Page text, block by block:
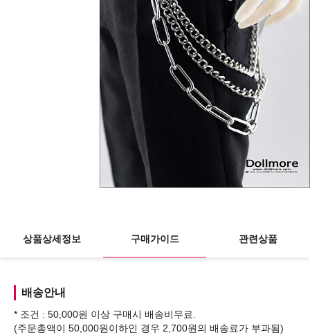
상품상세정보 구매가이드 관련상품
배송안내
* 조건 : 50,000원 이상 구매시 배송비무료.
(주문총액이 50,000원이하인 경우 2,700원의 배송료가 부과됨)